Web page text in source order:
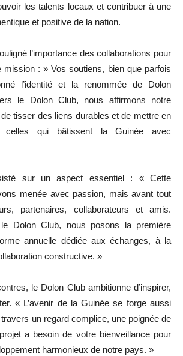
les talents locaux et contribuer à une
et positive de la nation.
l’importance des collaborations pour
mission : » Vos soutiens, bien que parfois
l’identité et la renommée de Dolon
le Dolon Club, nous affirmons notre
tisser des liens durables et de mettre en
celles qui bâtissent la Guinée avec
sur un aspect essentiel : « Cette
menée avec passion, mais avant tout
partenaires, collaborateurs et amis.
le Dolon Club, nous posons la première
annuelle dédiée aux échanges, à la
constructive. »
le Dolon Club ambitionne d’inspirer,
« L’avenir de la Guinée se forge aussi
un regard complice, une poignée de
a besoin de votre bienveillance pour
harmonieux de notre pays. »